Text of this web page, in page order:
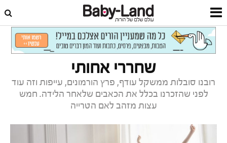
הדרכת הורים
שחררי אחותי
רובנו סובלות ממשקל עודף, פרץ הורמונים, עייפות וזה עוד
לפני שהזכרנו בכלל את הכאבים שלאחר הלידה. חמש
עצות מזהב לאם הטרייה